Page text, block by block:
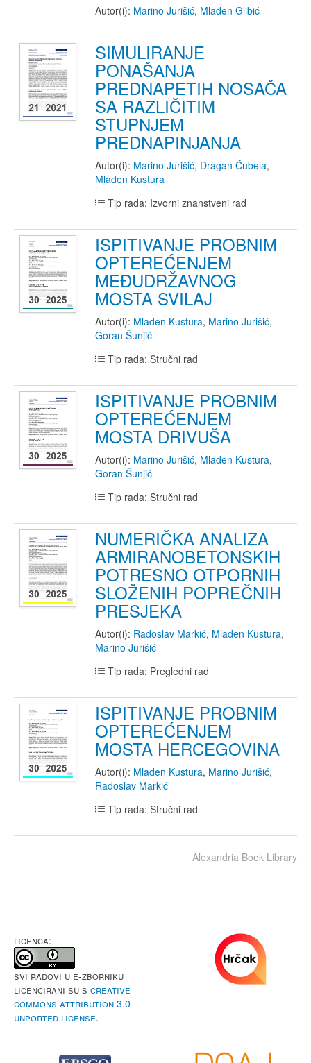
Autor(i): Marino Jurišić, Mladen Glibić
SIMULIRANJE
PONAŠANJA
PREDNAPETIH NOSAČA
SA RAZLIČITIM
STUPNJEM
PREDNAPINJANJA
Autor(i): Marino Jurišić, Dragan Ćubela,
Mladen Kustura
Tip rada: Izvorni znanstveni rad
ISPITIVANJE PROBNIM
OPTEREĆENJEM
MEĐUDRŽAVNOG
MOSTA SVILAJ
Autor(i): Mladen Kustura, Marino Jurišić,
Goran Šunjić
Tip rada: Stručni rad
ISPITIVANJE PROBNIM
OPTEREĆENJEM
MOSTA DRIVUŠA
Autor(i): Marino Jurišić, Mladen Kustura,
Goran Šunjić
Tip rada: Stručni rad
NUMERIČKA ANALIZA
ARMIRANOBETONSKIH
POTRESNO OTPORNIH
SLOŽENIH POPREČNIH
PRESJEKA
Autor(i): Radoslav Markić, Mladen Kustura,
Marino Jurišić
Tip rada: Pregledni rad
ISPITIVANJE PROBNIM
OPTEREĆENJEM
MOSTA HERCEGOVINA
Autor(i): Mladen Kustura, Marino Jurišić,
Radoslav Markić
Tip rada: Stručni rad
Alexandria Book Library
LICENCA:
Svi radovi u e-Zborniku
licencirani su s Creative
Commons Attribution 3.0
Unported License.